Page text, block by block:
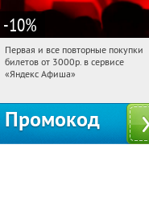
-10%
01:36:59 Получили:
Россия
Первая и все повторные покупки
билетов от 3000р. в сервисе
«Яндекс Афиша»
Промокод